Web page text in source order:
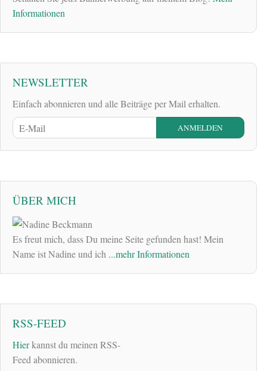
Informationen
NEWSLETTER
Einfach abonnieren und alle Beiträge per Mail erhalten.
ÜBER MICH
Es freut mich, dass Du meine Seite gefunden hast! Mein
Name ist Nadine und ich ...mehr Informationen
RSS-FEED
Hierkannst du meinen RSS-
Feed abonnieren.